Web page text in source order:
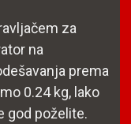
za
na
prema
0.24 kg, lako
god poželite.